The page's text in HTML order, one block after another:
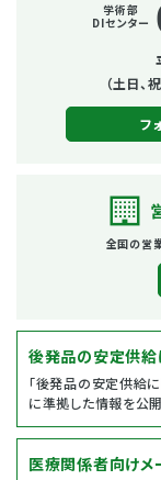
学術部
DIセンター
（土日、
フ
全国の営
後発品の安定供
「後発品の安定供給
に準拠した情報を公開
医療関係者向けメ